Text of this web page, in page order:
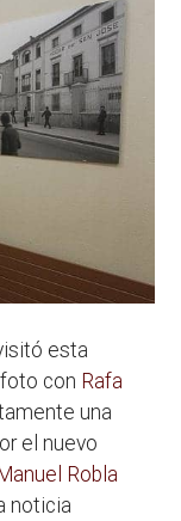
esta
con Rafa
una
el nuevo
Robla
noticia